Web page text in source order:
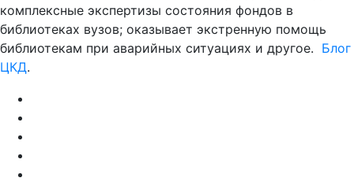
комплексные экспертизы состояния фондов в
библиотеках вузов; оказывает экстренную помощь
библиотекам при аварийных ситуациях и другое. Блог
ЦКД.